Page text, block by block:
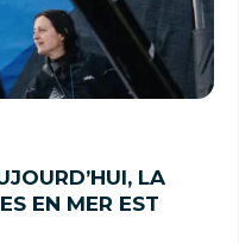
LA
EN MER EST